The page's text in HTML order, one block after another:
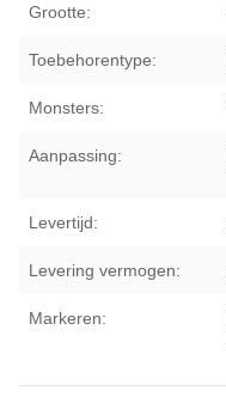
Grootte:
Toebehorentype:
Monsters:
Aanpassing:
Levertijd:
Levering vermogen:
Markeren: